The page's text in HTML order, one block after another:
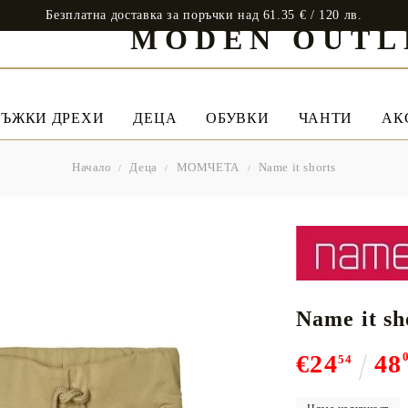
Безплатна доставка за поръчки над 61.35 € / 120 лв.
MODEN
ДРЕХИ ДЕЦА ОБУВКИ ЧАНТИ
Начало Деца МОМЧЕТА Name it shorts
Name it
€2454 48